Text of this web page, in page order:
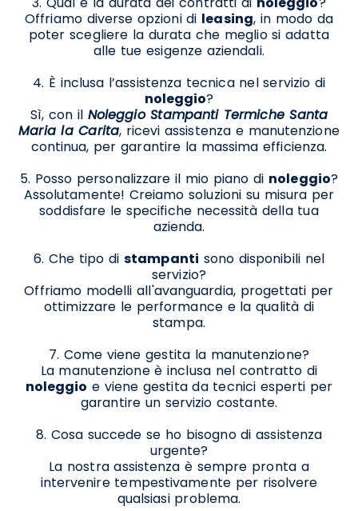
Offriamo diverse opzioni di leasing, in modo da
poter scegliere la durata che meglio si adatta
alle tue esigenze aziendali.
4. È inclusa l’assistenza tecnica nel servizio di
noleggio?
Sì, con il Noleggio Stampanti Termiche Santa
Maria la Carita, ricevi assistenza e manutenzione
continua, per garantire la massima efficienza.
5. Posso personalizzare il mio piano di noleggio?
Assolutamente! Creiamo soluzioni su misura per
soddisfare le specifiche necessità della tua
azienda.
6. Che tipo distampanti sono disponibili nel
servizio?
Offriamo modelli all'avanguardia, progettati per
ottimizzare le performance e la qualità di
stampa.
7. Come viene gestita la manutenzione?
La manutenzione è inclusa nel contratto di
noleggio e viene gestita da tecnici esperti per
garantire un servizio costante.
8. Cosa succede se ho bisogno di assistenza
urgente?
La nostra assistenza è sempre pronta a
intervenire tempestivamente per risolvere
qualsiasi problema.